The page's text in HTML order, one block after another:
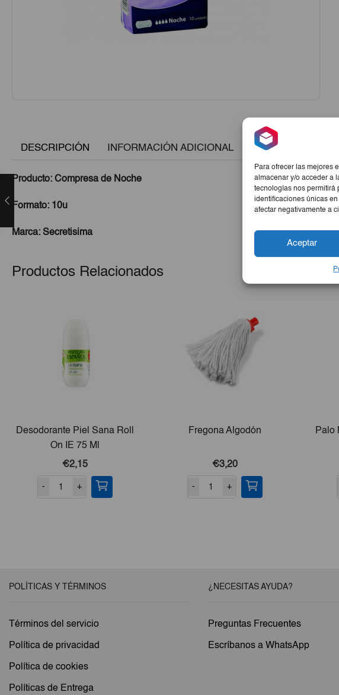
Para ofrecer las mejores
almacenar y/o acceder a
tecnologías nos permitirá
identificaciones únicas
afectar negativamente a
Aceptar
DESCRIPCIÓN INFORMACIÓN ADICIONAL
Producto: Compresa de Noche
Formato: 10u
Marca: Secretisima
Productos Relacionados
Desodorante Piel Sana Roll
On IE 75 Ml
€2,15
- +
Fregona Algodón
€3,20
- +
Palo
POLÍTICAS Y TÉRMINOS
Términos del servicio
Política de privacidad
Política de cookies
Políticas de Entrega
¿NECESITAS AYUDA?
Preguntas Frecuentes
Escríbanos a WhatsApp